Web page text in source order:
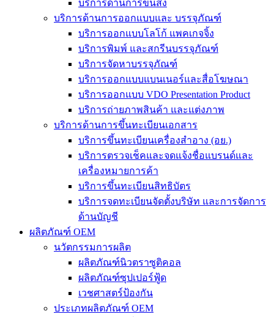
บริการด้านการขนส่ง
บริการด้านการออกแบบและ บรรจุภัณฑ์
บริการออกแบบโลโก้ แพคเกจจิ้ง
บริการพิมพ์ และสกรีนบรรจุภัณฑ์
บริการจัดหาบรรจุภัณฑ์
บริการออกแบบแบนเนอร์และสื่อโฆษณา
บริการออกแบบ VDO Presentation Product
บริการถ่ายภาพสินค้า และแต่งภาพ
บริการด้านการขึ้นทะเบียนเอกสาร
บริการขึ้นทะเบียนเครื่องสำอาง (อย.)
บริการตรวจเช็คและจดแจ้งชื่อแบรนด์และ
เครื่องหมายการค้า
บริการขึ้นทะเบียนสิทธิบัตร
บริการจดทะเบียนจัดตั้งบริษัท และการจัดการ
ด้านบัญชี
ผลิตภัณฑ์ OEM
นวัตกรรมการผลิต
ผลิตภัณฑ์นิวตราซูติคอล
ผลิตภัณฑ์ซุปเปอร์ฟู้ด
เวชศาสตร์ป้องกัน
ประเภทผลิตภัณฑ์ OEM